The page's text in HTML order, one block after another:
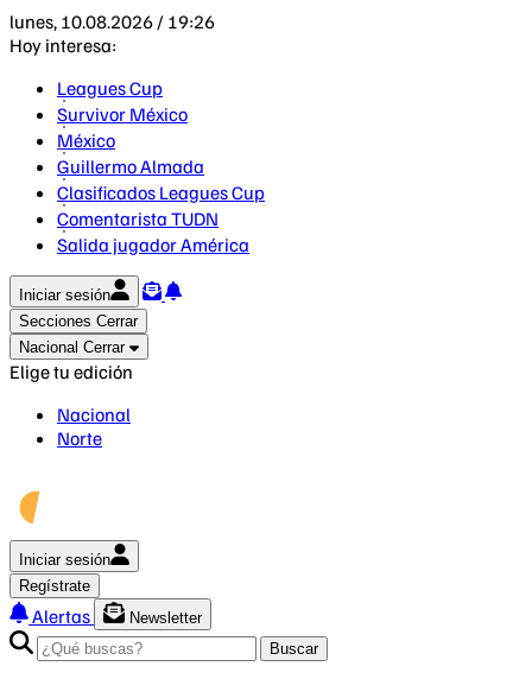
lunes, 10.08.2026 / 19:26
Hoy interesa:
Leagues Cup
Survivor México
México
Guillermo Almada
Clasificados Leagues Cup
Comentarista TUDN
Salida jugador América
Iniciar sesión
Secciones Cerrar
Nacional Cerrar
Elige tu edición
Nacional
Norte
Iniciar sesión
Regístrate
Alertas
Newsletter
Buscar